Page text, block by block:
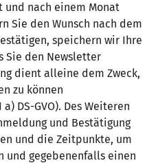
nach einem Monat
Sie den Wunsch nach dem
speichern wir Ihre
Sie den Newsletter
dient alleine dem Zweck,
zu können
DS-GVO). Des Weiteren
und Bestätigung
und die Zeitpunkte, um
und gegebenenfalls einen